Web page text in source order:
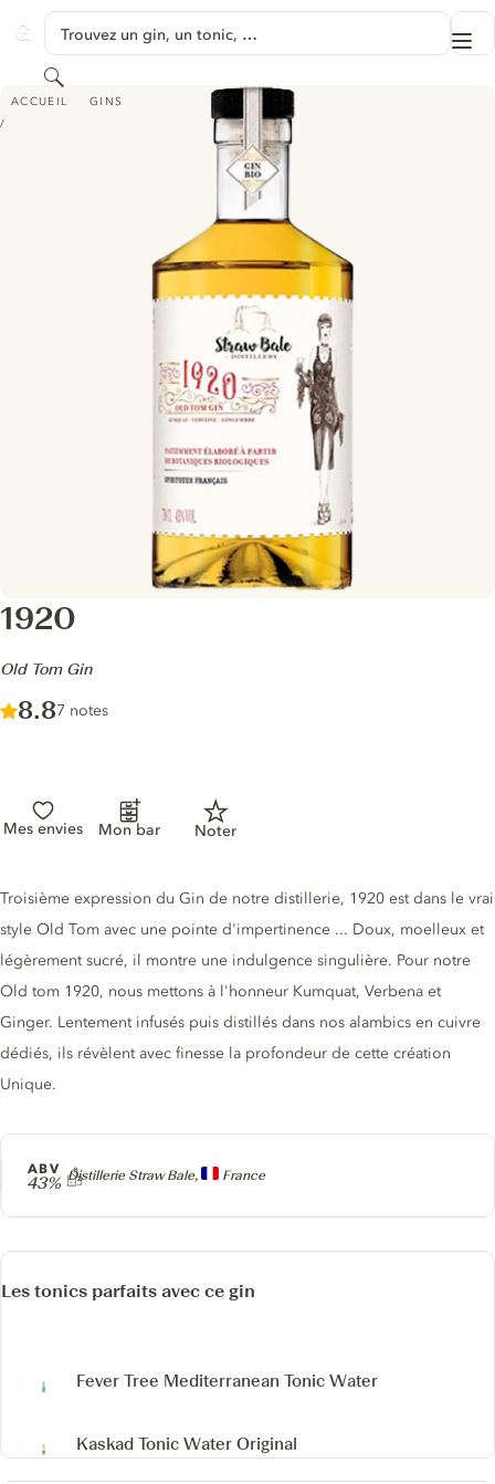
GINVENTORY
Trouvez un gin, un tonic, …
Rechercher
ACCUEIL GINS
1920 - OLD TOM GIN
1920
-
Old Tom Gin
Score :
8.8/ 10
7 notes
Mes envies Mon bar Noter
Producteur
Distillerie Straw Bale, France
ABV
43%
Description du gin
Troisième expression du Gin de notre distillerie, 1920 est dans le vrai
style Old Tom avec une pointe d'impertinence ... Doux, moelleux et
légèrement sucré, il montre une indulgence singulière. Pour notre
Old tom 1920, nous mettons à l'honneur Kumquat, Verbena et
Ginger. Lentement infusés puis distillés dans nos alambics en cuivre
dédiés, ils révèlent avec finesse la profondeur de cette création
Unique.
Les tonics parfaits avec ce gin
Fever Tree Mediterranean Tonic Water
Kaskad Tonic Water Original